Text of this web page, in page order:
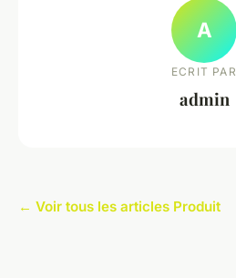
A
ECRIT PAR
admin
← Voir tous les articles Produit